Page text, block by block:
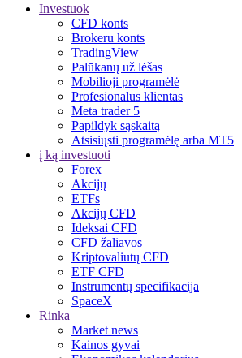
Investuok
CFD konts
Brokeru konts
TradingView
Palūkanų už lėšas
Mobilioji programėlė
Profesionalus klientas
Meta trader 5
Papildyk sąskaitą
Atsisiųsti programėlę arba MT5
į ką investuoti
Forex
Akcijų
ETFs
Akcijų CFD
Ideksai CFD
CFD žaliavos
Kriptovaliutų CFD
ETF CFD
Instrumentų specifikacija
SpaceX
Rinka
Market news
Kainos gyvai